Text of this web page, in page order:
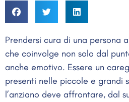
Prendersi cura di una persona
che coinvolge non solo dal
anche emotivo. Essere un
presenti nelle piccole e grandi
l’anziano deve affrontare, dal